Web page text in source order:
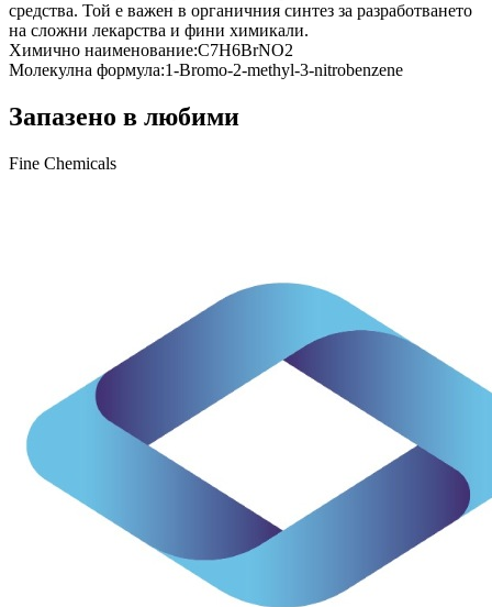
средства. Той е важен в органичния синтез за разработването
на сложни лекарства и фини химикали.
Химично наименование:C7H6BrNO2
Молекулна формула:1-Bromo-2-methyl-3-nitrobenzene
Запазено в любими
Fine Chemicals